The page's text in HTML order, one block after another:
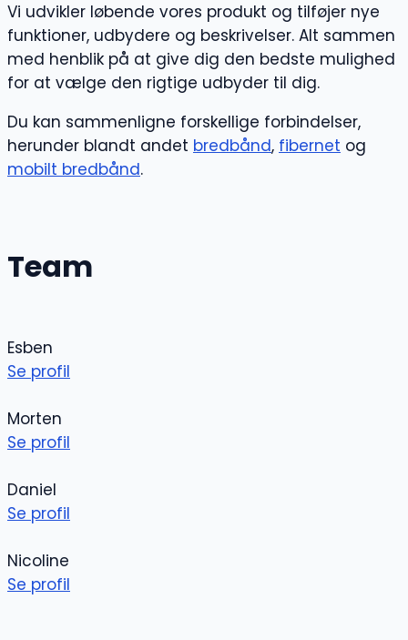
Vi udvikler løbende vores produkt og tilføjer nye
funktioner, udbydere og beskrivelser. Alt sammen
med henblik på at give dig den bedste mulighed
for at vælge den rigtige udbyder til dig.
Du kan sammenligne forskellige forbindelser,
herunder blandt andet bredbånd, fibernet og
mobilt bredbånd.
Team
Esben
Se profil
Morten
Se profil
Daniel
Se profil
Nicoline
Se profil